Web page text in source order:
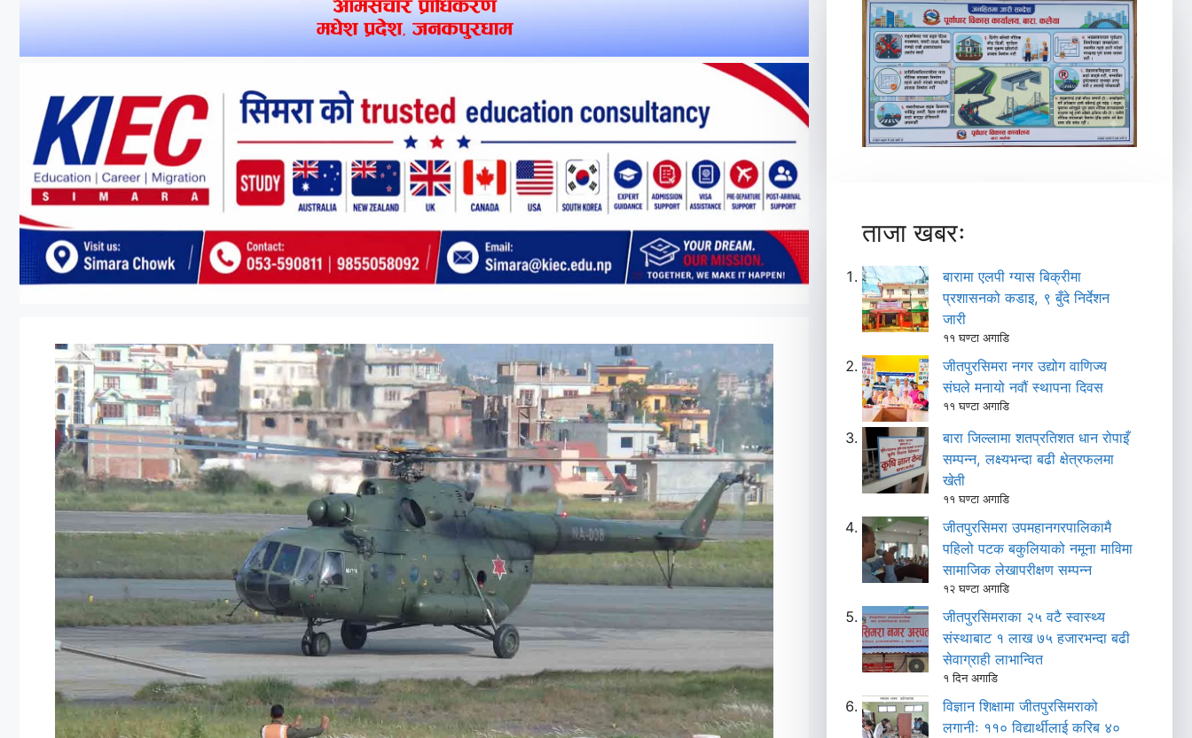
ताजा खबरः
बारामा एलपी ग्यास बिक्रीमा
प्रशासनको कडाइ, ९ बुँदे निर्देशन
जारी
११ घण्टा अगाडि
जीतपुरसिमरा नगर उद्योग वाणिज्य
संघले मनायो नवौं स्थापना दिवस
११ घण्टा अगाडि
बारा जिल्लामा शतप्रतिशत धान रोपाइँ
सम्पन्न, लक्ष्यभन्दा बढी क्षेत्रफलमा
खेती
११ घण्टा अगाडि
जीतपुरसिमरा उपमहानगरपालिकामै
पहिलो पटक बकुलियाको नमूना माविमा
सामाजिक लेखापरीक्षण सम्पन्न
१२ घण्टा अगाडि
जीतपुरसिमराका २५ वटै स्वास्थ्य
संस्थाबाट १ लाख ७५ हजारभन्दा बढी
सेवाग्राही लाभान्वित
१ दिन अगाडि
विज्ञान शिक्षामा जीतपुरसिमराको
लगानीः ११० विद्यार्थीलाई करिब ४०